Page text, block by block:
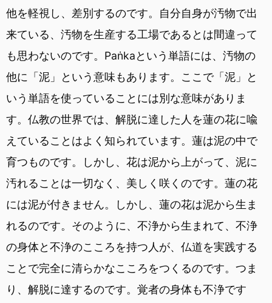
他を軽視し、差別するのです。自分自身が汚物で出
来ている、汚物を生産する工場であるとは間違って
も思わないのです。Paṅkaという単語には、汚物の
他に「泥」という意味もあります。ここで「泥」と
いう単語を使っていることには別な意味がありま
す。仏教の世界では、解脱に達した人を蓮の花に喩
えていることはよく知られています。蓮は泥の中で
育つものです。しかし、花は泥から上がって、泥に
汚れることは一切なく、美しく咲くのです。蓮の花
には泥が付きません。しかし、蓮の花は泥から生ま
れるのです。そのように、不浄から生まれて、不浄
の身体と不浄のこころを持つ人が、仏道を実践する
ことで完全に清らかなこころをつくるのです。つま
り、解脱に達するのです。覚者の身体も不浄です